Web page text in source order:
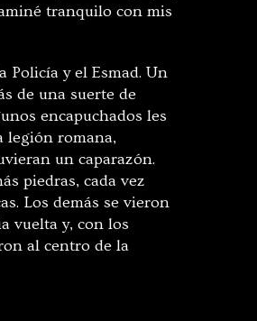
tranquilo con mis
Policía y el Esmad. Un
de una suerte de
encapuchados les
legión romana,
un caparazón.
piedras, cada vez
Los demás se vieron
vuelta y, con los
al centro de la